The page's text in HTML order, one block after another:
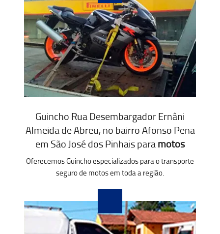
Guincho Rua Desembargador Ernâni
Almeida de Abreu, no bairro Afonso Pena
em São José dos Pinhais paramotos
Oferecemos Guincho especializados para o transporte
seguro de motos em toda a região.